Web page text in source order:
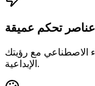
تحكم عميقة
الاصطناعي مع رؤيتك
الإبداعية.